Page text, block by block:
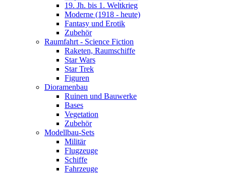
19. Jh. bis 1. Weltkrieg
Moderne (1918 - heute)
Fantasy und Erotik
Zubehör
Raumfahrt - Science Fiction
Raketen, Raumschiffe
Star Wars
Star Trek
Figuren
Dioramenbau
Ruinen und Bauwerke
Bases
Vegetation
Zubehör
Modellbau-Sets
Militär
Flugzeuge
Schiffe
Fahrzeuge